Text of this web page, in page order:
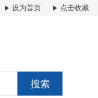
设为首页 点击收藏
搜索